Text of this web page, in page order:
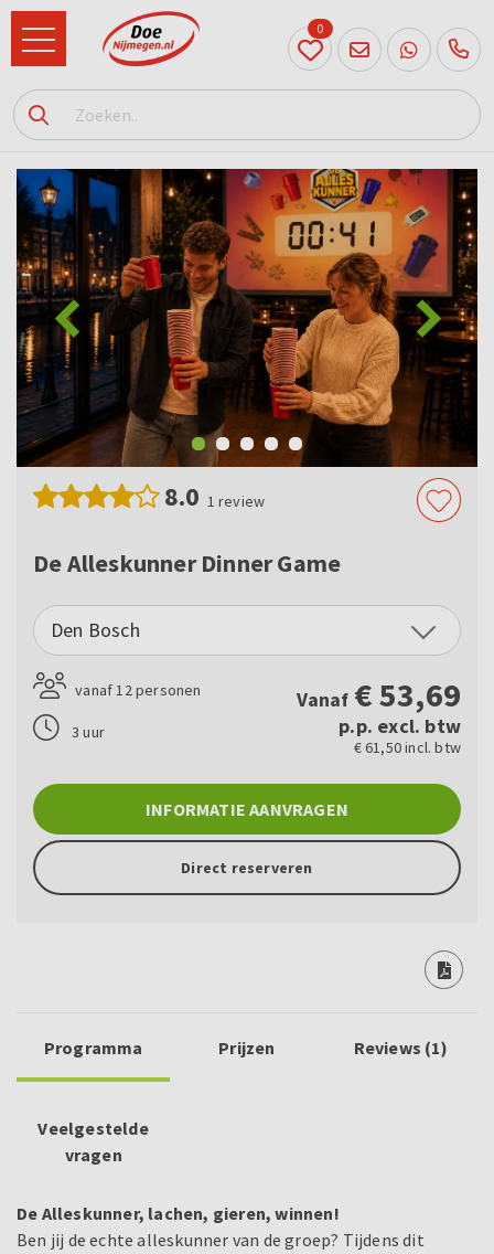
024
204
20 31
0
8.0 1 review
De Alleskunner Dinner Game
Den Bosch
vanaf 12 personen
3 uur
Vanaf €53,69
p.p. excl. btw
€ 61,50 incl. btw
INFORMATIE AANVRAGEN
Direct reserveren
Programma Prijzen Reviews (1)
Veelgestelde
vragen
De Alleskunner, lachen, gieren, winnen!
Ben jij de echte alleskunner van de groep? Tijdens dit